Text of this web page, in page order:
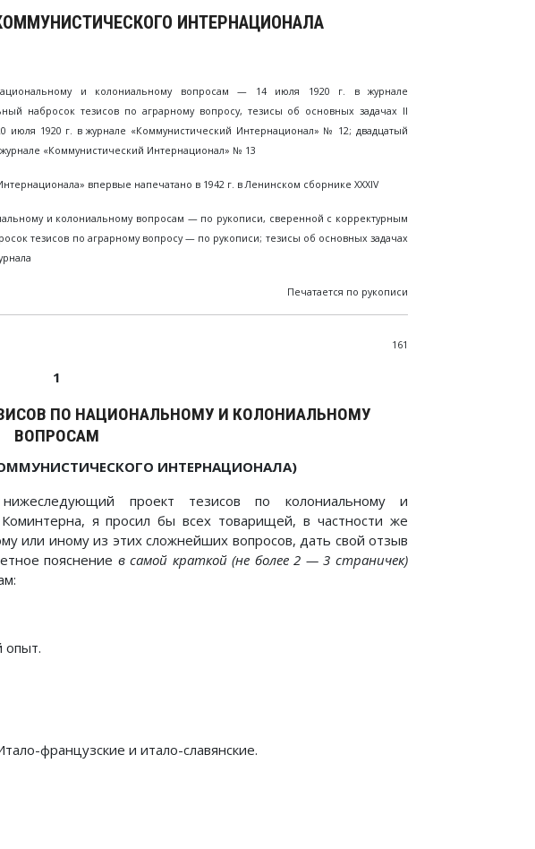
ИНТЕРНАЦИОНАЛА
и колониальному вопросам — 14 июля 1920 г. в журнале
набросок тезисов по аграрному вопросу, тезисы об основных задачах II
1920 г. в журнале «Коммунистический Интернационал» № 12; двадцатый
«Коммунистический Интернационал» № 13
впервые напечатано в 1942 г. в Ленинском сборнике XXXIV
и колониальному вопросам — по рукописи, сверенной с корректурным
тезисов по аграрному вопросу — по рукописи; тезисы об основных задачах
Печатается по рукописи
161
1
ПО НАЦИОНАЛЬНОМУ И КОЛОНИАЛЬНОМУ
ВОПРОСАМ
ИНТЕРНАЦИОНАЛА)
проект тезисов по колониальному и
я просил бы всех товарищей, в частности же
или иному из этих сложнейших вопросов, дать свой отзыв
пояснение в самой краткой (не более 2 — 3 страничек)
опыт.
французские и итало-славянские.